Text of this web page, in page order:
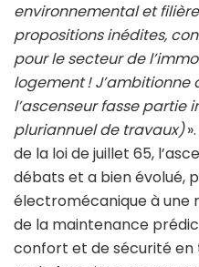
environnemental et
propositions inédites,
pour le secteur de
logement ! J’ambitionne
l’ascenseur fasse partie
pluriannuel de travaux)
de la loi de juillet 65,
débats et a bien évolué,
électromécanique à une
de la maintenance
confort et de sécurité